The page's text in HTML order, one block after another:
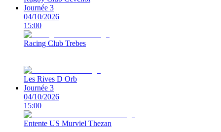
Journée 3
04/10/2026
15:00
Racing Club Trebes
Les Rives D Orb
Journée 3
04/10/2026
15:00
Entente US Murviel Thezan